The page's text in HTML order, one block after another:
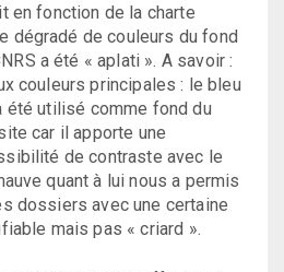
en fonction de la charte
dégradé de couleurs du fond
a été « aplati ». A savoir :
couleurs principales : le bleu
été utilisé comme fond du
car il apporte une
de contraste avec le
quant à lui nous a permis
dossiers avec une certaine
mais pas « criard ».